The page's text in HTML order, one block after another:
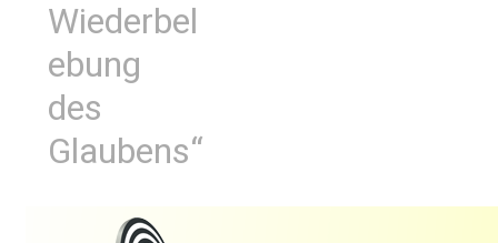
Wiederbel
ebung
des
Glaubens“